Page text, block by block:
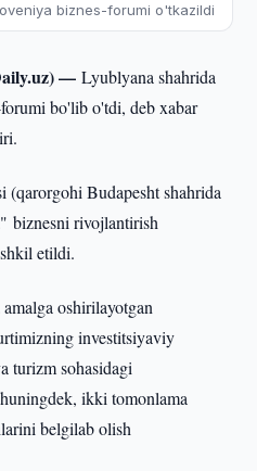
biznes-forumi o'tkazildi
—Lyublyana shahrida
bo'lib o'tdi, deb xabar
(qarorgohi Budapesht shahrida
biznesni rivojlantirish
etildi.
oshirilayotgan
investitsiyaviy
turizm sohasidagi
ikki tomonlama
belgilab olish